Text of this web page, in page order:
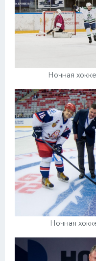
Ночная
Ночная